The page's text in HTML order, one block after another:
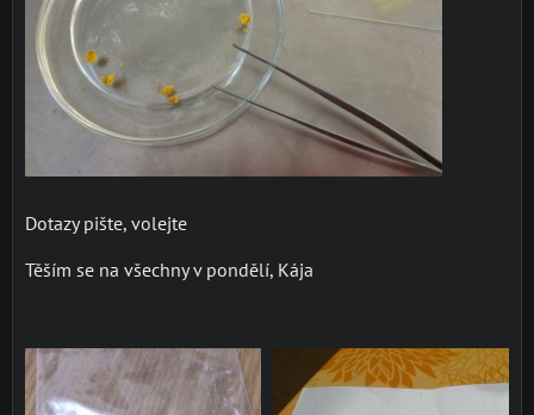
Dotazy pište, volejte
Těším se na všechny v pondělí, Kája